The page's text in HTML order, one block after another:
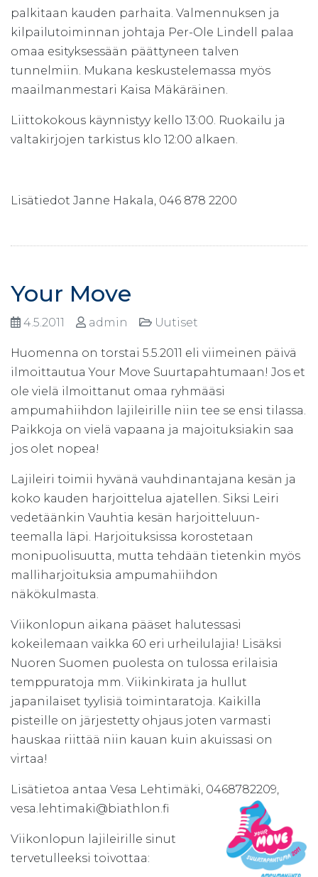
palkitaan kauden parhaita. Valmennuksen ja
kilpailutoiminnan johtaja Per-Ole Lindell palaa
omaa esityksessään päättyneen talven
tunnelmiin. Mukana keskustelemassa myös
maailmanmestari Kaisa Mäkäräinen.
Liittokokous käynnistyy kello 13:00. Ruokailu ja
valtakirjojen tarkistus klo 12:00 alkaen.
Lisätiedot Janne Hakala, 046 878 2200
Your Move
4.5.2011 admin Uutiset
Huomenna on torstai 5.5.2011 eli viimeinen päivä
ilmoittautua Your Move Suurtapahtumaan! Jos et
ole vielä ilmoittanut omaa ryhmääsi
ampumahiihdon lajileirille niin tee se ensi tilassa.
Paikkoja on vielä vapaana ja majoituksiakin saa
jos olet nopea!
Lajileiri toimii hyvänä vauhdinantajana kesän ja
koko kauden harjoittelua ajatellen. Siksi Leiri
vedetäänkin Vauhtia kesän harjoitteluun-
teemalla läpi. Harjoituksissa korostetaan
monipuolisuutta, mutta tehdään tietenkin myös
malliharjoituksia ampumahiihdon
näkökulmasta.
Viikonlopun aikana pääset halutessasi
kokeilemaan vaikka 60 eri urheilulajia! Lisäksi
Nuoren Suomen puolesta on tulossa erilaisia
temppuratoja mm. Viikinkirata ja hullut
japanilaiset tyylisiä toimintaratoja. Kaikilla
pisteille on järjestetty ohjaus joten varmasti
hauskaa riittää niin kauan kuin akuissasi on
virtaa!
Lisätietoa antaa Vesa Lehtimäki, 0468782209,
vesa.lehtimaki@biathlon.fi
Viikonlopun lajileirille sinut
tervetulleeksi toivottaa: